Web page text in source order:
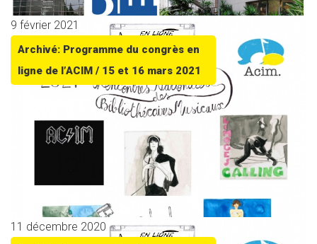
9 février 2021
Archivé: Programme du congrès en
ligne de l’ACIM / 15 et 16 mars 2021
11 décembre 2020